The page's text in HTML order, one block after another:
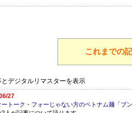
これまでの
デジタルリマスターを表示
27
ートーク・フォーじゃない方のベトナム麺「ブ